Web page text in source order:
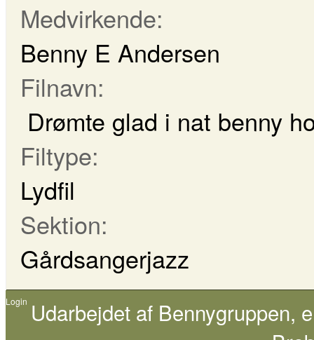
Medvirkende:
Benny E Andersen
Filnavn:
Drømte glad i nat benny
Filtype:
Lydfil
Sektion:
Gårdsangerjazz
Login Udarbejdet af Bennygruppen,